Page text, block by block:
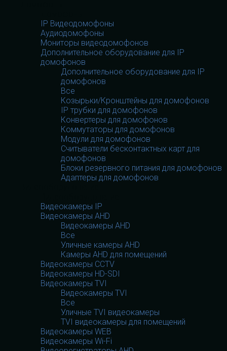
IP Видеодомофоны
Аудиодомофоны
Мониторы видеодомофонов
Дополнительное оборудование для IP
домофонов
Дополнительное оборудование для IP
домофонов
Все
Козырьки/Кронштейны для домофонов
IP трубки для домофонов
Конвертеры для домофонов
Коммутаторы для домофонов
Модули для домофонов
Считыватели бесконтактных карт для
домофонов
Блоки резервного питания для домофонов
Адаптеры для домофонов
Видеокамеры IP
Видеокамеры AHD
Видеокамеры AHD
Все
Уличные камеры AHD
Камеры AHD для помещений
Видеокамеры CCTV
Видеокамеры HD-SDI
Видеокамеры TVI
Видеокамеры TVI
Все
Уличные TVI видеокамеры
TVI видеокамеры для помещений
Видеокамеры WEB
Видеокамеры Wi-Fi